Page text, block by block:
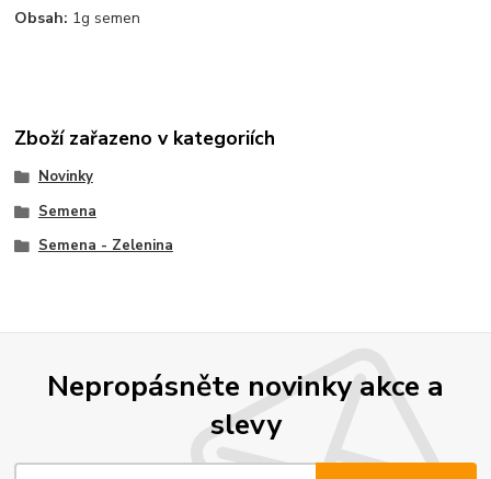
Obsah: 1g semen
Zboží zařazeno v kategoriích
Novinky
Semena
Semena - Zelenina
Nepropásněte novinky akce a
slevy